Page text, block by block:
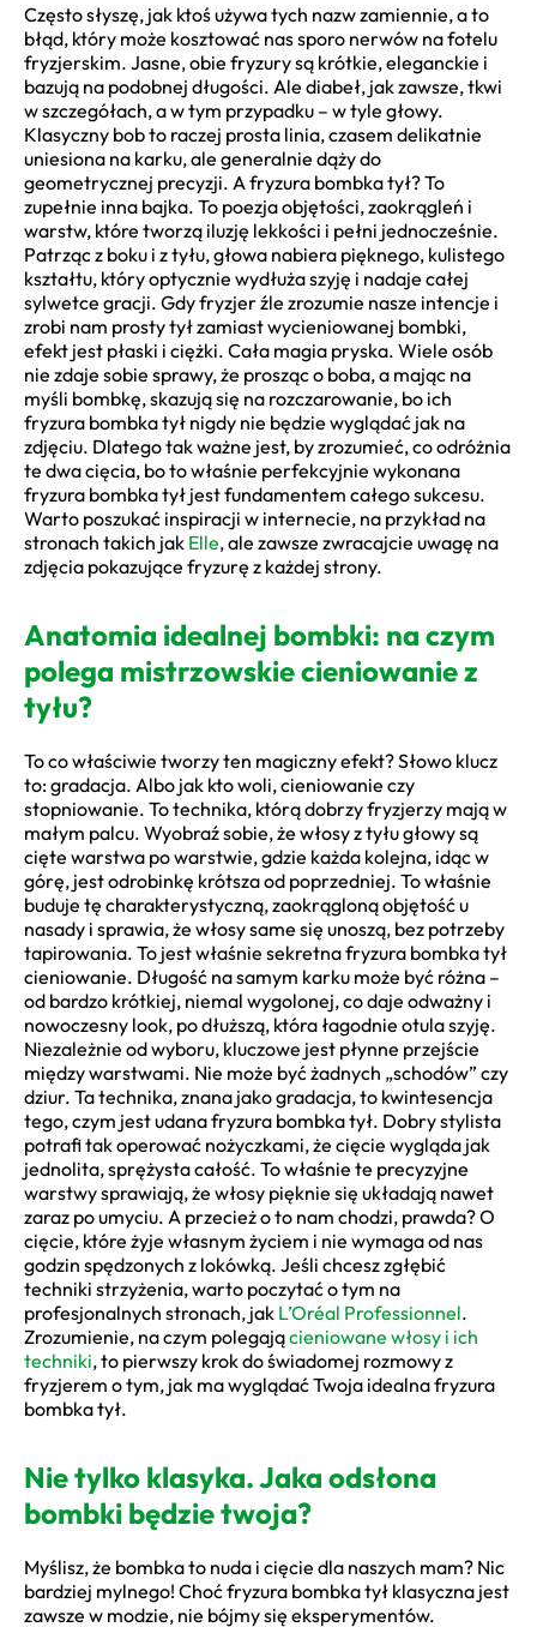
Często słyszę, jak ktoś używa tych nazw zamiennie, a to
błąd, który może kosztować nas sporo nerwów na fotelu
fryzjerskim. Jasne, obie fryzury są krótkie, eleganckie i
bazują na podobnej długości. Ale diabeł, jak zawsze, tkwi
w szczegółach, a w tym przypadku – w tyle głowy.
Klasyczny bob to raczej prosta linia, czasem delikatnie
uniesiona na karku, ale generalnie dąży do
geometrycznej precyzji. A fryzura bombka tył? To
zupełnie inna bajka. To poezja objętości, zaokrągleń i
warstw, które tworzą iluzję lekkości i pełni jednocześnie.
Patrząc z boku i z tyłu, głowa nabiera pięknego, kulistego
kształtu, który optycznie wydłuża szyję i nadaje całej
sylwetce gracji. Gdy fryzjer źle zrozumie nasze intencje i
zrobi nam prosty tył zamiast wycieniowanej bombki,
efekt jest płaski i ciężki. Cała magia pryska. Wiele osób
nie zdaje sobie sprawy, że prosząc o boba, a mając na
myśli bombkę, skazują się na rozczarowanie, bo ich
fryzura bombka tył nigdy nie będzie wyglądać jak na
zdjęciu. Dlatego tak ważne jest, by zrozumieć, co odróżnia
te dwa cięcia, bo to właśnie perfekcyjnie wykonana
fryzura bombka tył jest fundamentem całego sukcesu.
Warto poszukać inspiracji w internecie, na przykład na
stronach takich jak Elle, ale zawsze zwracajcie uwagę na
zdjęcia pokazujące fryzurę z każdej strony.
Anatomia idealnej bombki: na czym
polega mistrzowskie cieniowanie z
tyłu?
To co właściwie tworzy ten magiczny efekt? Słowo klucz
to: gradacja. Albo jak kto woli, cieniowanie czy
stopniowanie. To technika, którą dobrzy fryzjerzy mają w
małym palcu. Wyobraź sobie, że włosy z tyłu głowy są
cięte warstwa po warstwie, gdzie każda kolejna, idąc w
górę, jest odrobinkę krótsza od poprzedniej. To właśnie
buduje tę charakterystyczną, zaokrągloną objętość u
nasady i sprawia, że włosy same się unoszą, bez potrzeby
tapirowania. To jest właśnie sekretna fryzura bombka tył
cieniowanie. Długość na samym karku może być różna –
od bardzo krótkiej, niemal wygolonej, co daje odważny i
nowoczesny look, po dłuższą, która łagodnie otula szyję.
Niezależnie od wyboru, kluczowe jest płynne przejście
między warstwami. Nie może być żadnych „schodów” czy
dziur. Ta technika, znana jako gradacja, to kwintesencja
tego, czym jest udana fryzura bombka tył. Dobry stylista
potrafi tak operować nożyczkami, że cięcie wygląda jak
jednolita, sprężysta całość. To właśnie te precyzyjne
warstwy sprawiają, że włosy pięknie się układają nawet
zaraz po umyciu. A przecież o to nam chodzi, prawda? O
cięcie, które żyje własnym życiem i nie wymaga od nas
godzin spędzonych z lokówką. Jeśli chcesz zgłębić
techniki strzyżenia, warto poczytać o tym na
profesjonalnych stronach, jak L’Oréal Professionnel.
Zrozumienie, na czym polegającieniowane włosy i ich
techniki, to pierwszy krok do świadomej rozmowy z
fryzjerem o tym, jak ma wyglądać Twoja idealna fryzura
bombka tył.
Nie tylko klasyka. Jaka odsłona
bombki będzie twoja?
Myślisz, że bombka to nuda i cięcie dla naszych mam? Nic
bardziej mylnego! Choć fryzura bombka tył klasyczna jest
zawsze w modzie, nie bójmy się eksperymentów.